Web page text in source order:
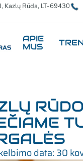
Kazlų Rūda, LT-69430
APIE
MUS
data: 30